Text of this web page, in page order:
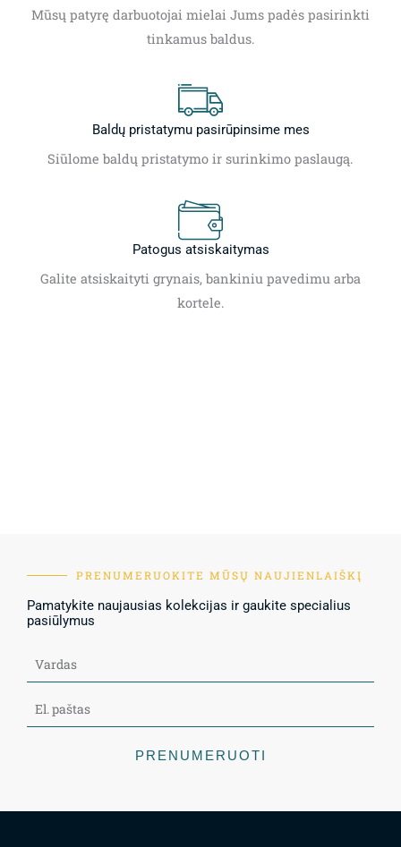
Mūsų patyrę darbuotojai mielai Jums padės pasirinkti
tinkamus baldus.
Baldų pristatymu pasirūpinsime mes
Siūlome baldų pristatymo ir surinkimo paslaugą.
Patogus atsiskaitymas
Galite atsiskaityti grynais, bankiniu pavedimu arba
kortele.
PRENUMERUOKITE MŪSŲ NAUJIENLAIŠKĮ
Pamatykite naujausias kolekcijas ir gaukite specialius
pasiūlymus
PRENUMERUOTI